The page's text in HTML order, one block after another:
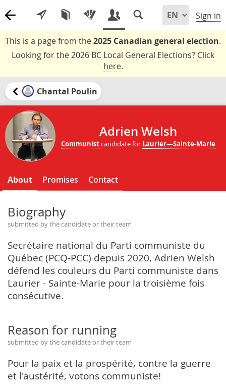
Sign in
This is a page from the2025 Canadian general election.
Looking for the 2026 BC Local General Elections? Click
here.
Chantal Poulin
Adrien Welsh
Communistcandidate for Laurier—Sainte-Marie
About Promises Contact
Biography
submitted by the candidate or their team
Secrétaire national du Parti communiste du
Québec (PCQ-PCC) depuis 2020, Adrien Welsh
défend les couleurs du Parti communiste dans
Laurier - Sainte-Marie pour la troisième fois
consécutive.
Reason for running
submitted by the candidate or their team
Pour la paix et la prospérité, contre la guerre
et l'austérité, votons communiste!